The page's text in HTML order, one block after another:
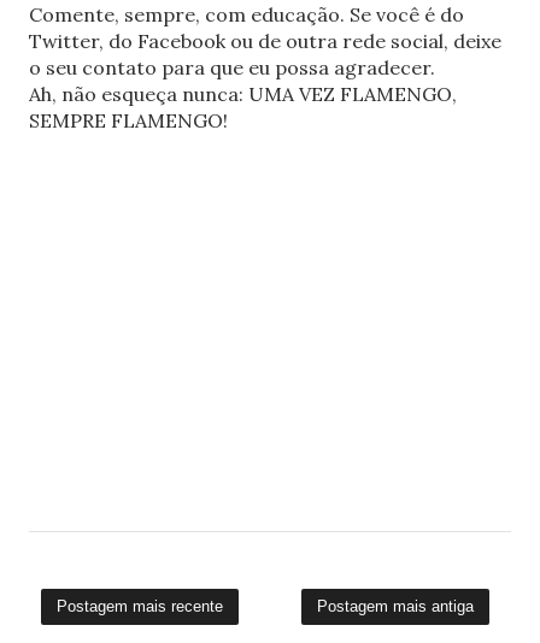
Comente, sempre, com educação. Se você é do
Twitter, do Facebook ou de outra rede social, deixe
o seu contato para que eu possa agradecer.
Ah, não esqueça nunca: UMA VEZ FLAMENGO,
SEMPRE FLAMENGO!
Postagem mais recente Postagem mais antiga